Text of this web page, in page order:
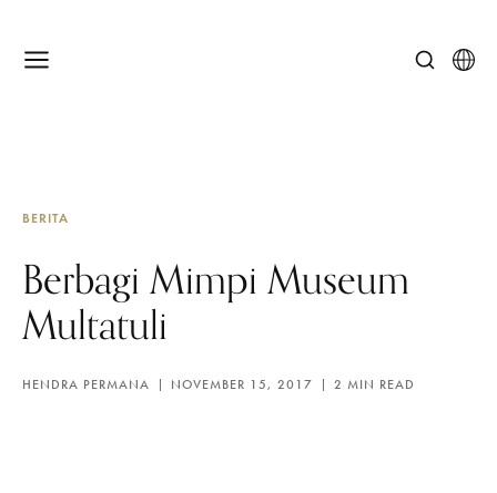
BERITA
Berbagi Mimpi Museum
Multatuli
HENDRA PERMANA NOVEMBER 15, 2017 2 MIN READ